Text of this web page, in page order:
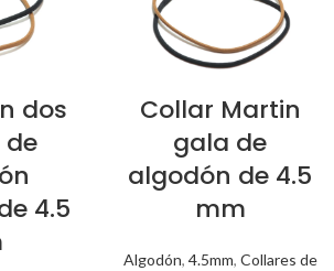
dos
4.5
Collar Martin
gala de
algodón de 4.5
mm
Algodón, 4.5mm, Collares de